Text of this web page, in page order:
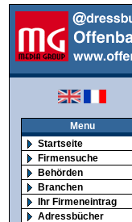
Menu
Startseite
Firmensuche
Behörden
Branchen
Ihr Firmeneintrag
Adressbücher